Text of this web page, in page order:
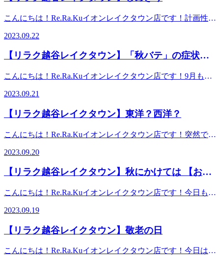
る事も。太ももとか二の腕、肩回りなどは特にご注意を。
徐々に寝る際の服装や寝具も季節に合わせて替えていって下
気に健康に過ごすためにも、一工夫必要です！！本日迄の限
下さい！！あなただけのオーダーメイド施術でゆったり時間
ージのようなほぐしだけではなく、お客様に合わせた様々な
からの未来を健康に過ごしましよう＾＾
━━━━━━━━━━━━━━━━━━……‥・☆★☆新し
い健康を考えるRe.Ra.Ku イオンレイクタウン店営業時間
10：00～21：00（最終受付20：20） 〒343-0828埼玉県越
谷市レイクタウン3-1-1イオンレイクタウンmori2FTEL 048-
967-5051JR武蔵野線 越谷レイクタウン駅より徒歩約10分マ
験ください★
が増えたり、気圧の変化でお身体の流れも変わると思いま
す。そんな時は、まずお身体の冷えを気にされてみて下さ
い。特にお腹が冷えることで自律神経も乱れてくるのでおへ
そから円と描くように、ぐるぐると右から左へ...行いますと
気持ちも整いますよ。なでであげるだけ、優しくやればやる
ほど、神経が緩みますのでぜひ、簡単ですから、冷えから来
サージのようなほぐしだけではなく、お客様に合わせた様々
れからの未来を健康に過ごしましよう＾＾
い健康を考えるRe.Ra.Ku イオンレイクタウン店営業時間
谷市レイクタウン3-1-1イオンレイクタウンmori2FTEL 048-
967-5051JR武蔵野線 越谷レイクタウン駅より徒歩約10分マ
ッサージより気持ちいい！？リラクのボディケアをぜひご体
こんにちは！Re.Ra.Kuイオンレイクタウン店です！計画性っ
着実に毎日コツコツ勧められるタイプ、や最初は頑張れてい
るけどどこかでサボりだしてしまってビックリするくらいお
わってないーと焦る子。私は最初からやらず最後に【やれる
にかなると思っていました。大人になった今、分かります。
それは築いた信頼を徐々に失って首の皮一枚の愛想で繋がっ
いってもんでもございません。あなたに合う強度、回数の設
定があります。疲れたからこそ労いのストレッチをしましょ
う。今、元気なら元気を明日に繋ぐストレッチをしましょ
は欠かさないでください。メルマガのイラストの〆切が迫っ
す！ブログはこの辺で終わります！！！！！ス――――ハ
うなほぐしだけではなく、お客様に合わせた様々な健康に対
来を健康に過ごしましよう＾＾
━━━━━━━━━━━━━━━━━━……‥・☆★☆新し
い健康を考えるRe.Ra.Ku イオンレイクタウン店営業時間
10：00～21：00（最終受付20：20） 〒343-0828埼玉県越
谷市レイクタウン3-1-1イオンレイクタウンmori2FTEL 048-
2023.09.22
【リラク越谷レイクタウン】「秋バテ」の症状出
こんにちは！Re.Ra.Kuイオンレイクタウン店です！9月も半
ね。夏から秋にかけて季節が変わるこの時期は、お疲れも溜
まりやすくなっています。なんとなく体がだるくて疲れが抜
けなかったり、食欲がなくなったりといった不調を感じたり
起こる「秋バテ」の症状かもしれません。秋バテを解消する
には気温の差を調整できるような工夫が必要です。1.暑くて
も長袖を常備お店や乗り物などの室内が冷房で冷えきってい
る事が多いので、軽くい羽織れる物があると便利です。2.室
温コントロールを意識暑い時期にクーラーをつけない訳には
いきませんが、直接人に風を当てないようにする機能等を利
いのお湯に首まで浸かることで（10分くらい）深部体温が上
かで上手に工夫をしながら秋バテを解消して健康に過ごしま
なく、お客様に合わせた様々な健康に対するアドバイスの提
2023.09.21
【リラク越谷レイクタウン】東洋？西洋？
こんにちは！Re.Ra.Kuイオンレイクタウン店です！突然です
れますか？？西洋医学は、投薬や手術といった方法で、体の
悪い部分に直接アプローチして治療していきます。東洋医学
は、体の不調を内側から根本的に治す治療法。具体的には鍼
に防ぐため、日頃から疲れを溜めず抵抗力をつけておくとい
うのも、東洋医学の考え方。ちなみに得意分野があります。
骨折して痛いというように、第三者が目で見て分かる原因に
よって発生している症状東洋医学→『機能的疾患』ex.)肩が
凝って仕事がはかどらない、骨や神経に異常がないのに手が
2023.09.20
【リラク越谷レイクタウン】秋にかけては 【おな
こんにちは！Re.Ra.Kuイオンレイクタウン店です！今日も暑
の気温分布図を見ると、日本列島が真っ赤に彩られていま
す。九月も後半戦ですが、この残暑が明けると一気に冬の気
配がするようになってきて、紅葉で真っ赤に染まる山々が観
時期なのでしっかりとお身体のケアをしていきましょう。秋
2023.09.19
【リラク越谷レイクタウン】敬老の日
こんにちは！Re.Ra.Kuイオンレイクタウン店です！今日は敬